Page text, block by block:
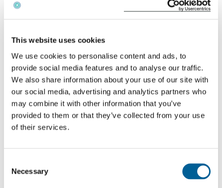
This website uses cookies
We use cookies to personalise content and ads, to
provide social media features and to analyse our traffic.
We also share information about your use of our site with
our social media, advertising and analytics partners who
may combine it with other information that you’ve
provided to them or that they’ve collected from your use
of their services.
Selection
Necessary
¿Qué indemnización tendrá que pagarle El Al?
Si su vuelo cancelado está cubierto por el
Reglamento 261/2004 y tiene derecho a una
indemnización, el importe de la indemnización se
basa en la distancia de su vuelo. Ésta se divide en
Vuelos recientes con El Al que experimentaron